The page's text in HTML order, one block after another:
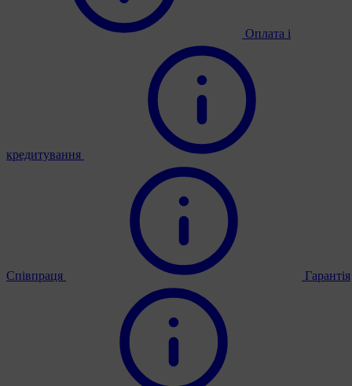
Оплата і
кредитування
Співпраця Гарантія